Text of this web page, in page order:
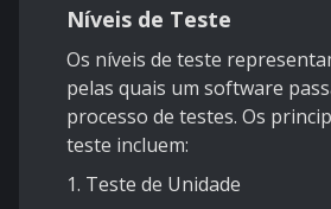
Níveis de Teste
Os níveis de teste
pelas quais um software
processo de testes. Os
teste incluem:
1. Teste de Unidade